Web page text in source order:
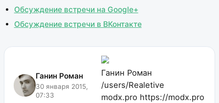
Обсуждение встречи на Google+
Обсуждение встречи в ВКонтакте
Ганин Роман
30 января 2015,
07:33
Ганин Роман
/users/Realetive
modx.pro https://modx.pro